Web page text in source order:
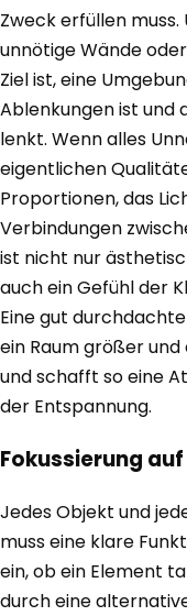
Zweck erfüllen
unnötige Wände
Ziel ist, eine
Ablenkungen ist und
lenkt. Wenn alles
eigentlichen
Proportionen, das
Verbindungen
ist nicht nur
auch ein Gefühl der
Eine gut
ein Raum größer
und schafft so eine
der Entspannung.
Fokussierung
Jedes Objekt und
muss eine klare
ein, ob ein Element
durch eine